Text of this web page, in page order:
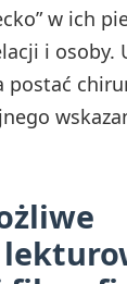
w ich
i osoby.
postać